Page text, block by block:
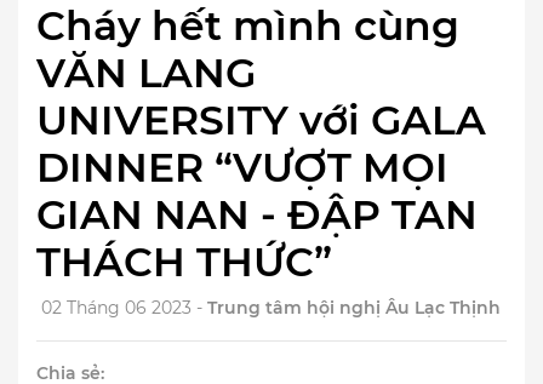
Cháy hết mình cùng
VĂN LANG
UNIVERSITY với GALA
DINNER “VƯỢT MỌI
GIAN NAN - ĐẬP TAN
THÁCH THỨC”
02 Tháng 06 2023 - Trung tâm hội nghị Âu Lạc Thịnh
Chia sẻ: